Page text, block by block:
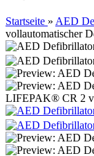
Startseite » AED
vollautomatischer
LIFEPAK® CR 2